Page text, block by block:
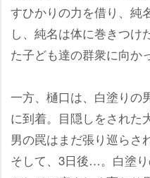
すひかりの力を借り、純
し、純名は体に巻きつけ
た子ども達の群衆に向か
一方、樋口は、白塗りの
に到着。目隠しをされた
男の罠はまだ張り巡らさ
そして、3日後…。白塗